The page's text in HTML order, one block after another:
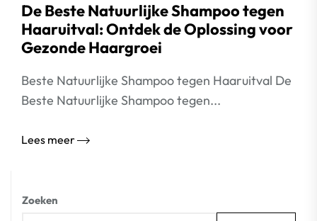
De Beste Natuurlijke Shampoo tegen
Haaruitval: Ontdek de Oplossing voor
Gezonde Haargroei
Beste Natuurlijke Shampoo tegen Haaruitval De
Beste Natuurlijke Shampoo tegen...
Lees meer
Zoeken